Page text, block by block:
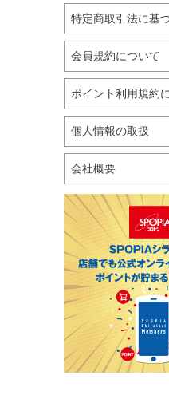
フィットネス用品
スイミング用品
マリン
スケートボード
野球・ソフトボール
ゴルフ
卓球用品
バッグ・サングラス
ハンドボール用品
ラグビー用品
グランドゴルフ
特定商取引法に基
会員規約について
ポイント利用規約
個人情報の取扱
会社概要